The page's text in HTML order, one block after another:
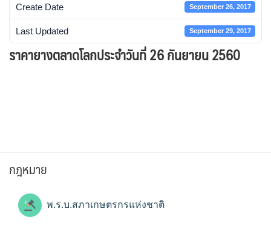
Search
Create Date September 26, 2017
Last Updated September 29, 2017
ราคายางตลาดโลกประจำวันที่ 26 กันยายน 2560
กฎหมาย
พ.ร.บ.สภาเกษตรกรแห่งชาติ